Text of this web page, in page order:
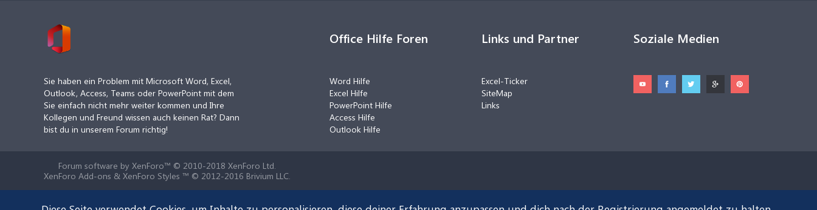
Sie haben ein Problem mit Microsoft Word, Excel,
Outlook, Access, Teams oder PowerPoint mit dem
Sie einfach nicht mehr weiter kommen und Ihre
Kollegen und Freund wissen auch keinen Rat? Dann
bist du in unserem Forum richtig!
Office Hilfe Foren
Word Hilfe
Excel Hilfe
PowerPoint Hilfe
Access Hilfe
Outlook Hilfe
Links und Partner
Excel-Ticker
SiteMap
Links
Soziale Medien
Forum software by XenForo™ © 2010-2018 XenForo Ltd.
XenForo Add-ons & XenForo Styles ™ © 2012-2016 Brivium LLC.